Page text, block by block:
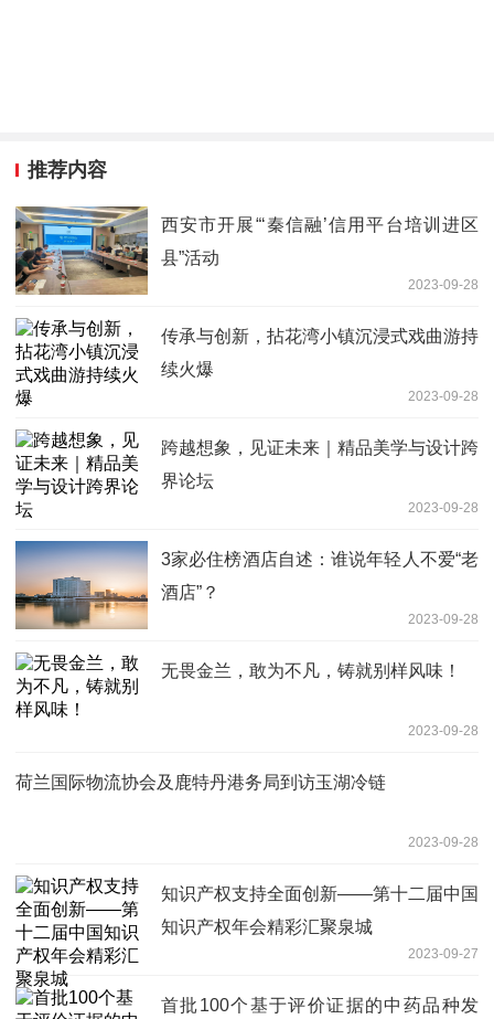
推荐内容
西安市开展“‘秦信融’信用平台培训进区
县”活动
2023-09-28
传承与创新，拈花湾小镇沉浸式戏曲游持
续火爆
2023-09-28
跨越想象，见证未来｜精品美学与设计跨
界论坛
2023-09-28
3家必住榜酒店自述：谁说年轻人不爱“老
酒店”？
2023-09-28
无畏金兰，敢为不凡，铸就别样风味！
2023-09-28
荷兰国际物流协会及鹿特丹港务局到访玉湖冷链
2023-09-28
知识产权支持全面创新——第十二届中国
知识产权年会精彩汇聚泉城
2023-09-27
首批100个基于评价证据的中药品种发